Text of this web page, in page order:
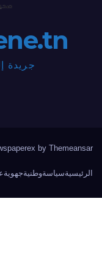
جريدة
by
سياسةوطنيةجهوية